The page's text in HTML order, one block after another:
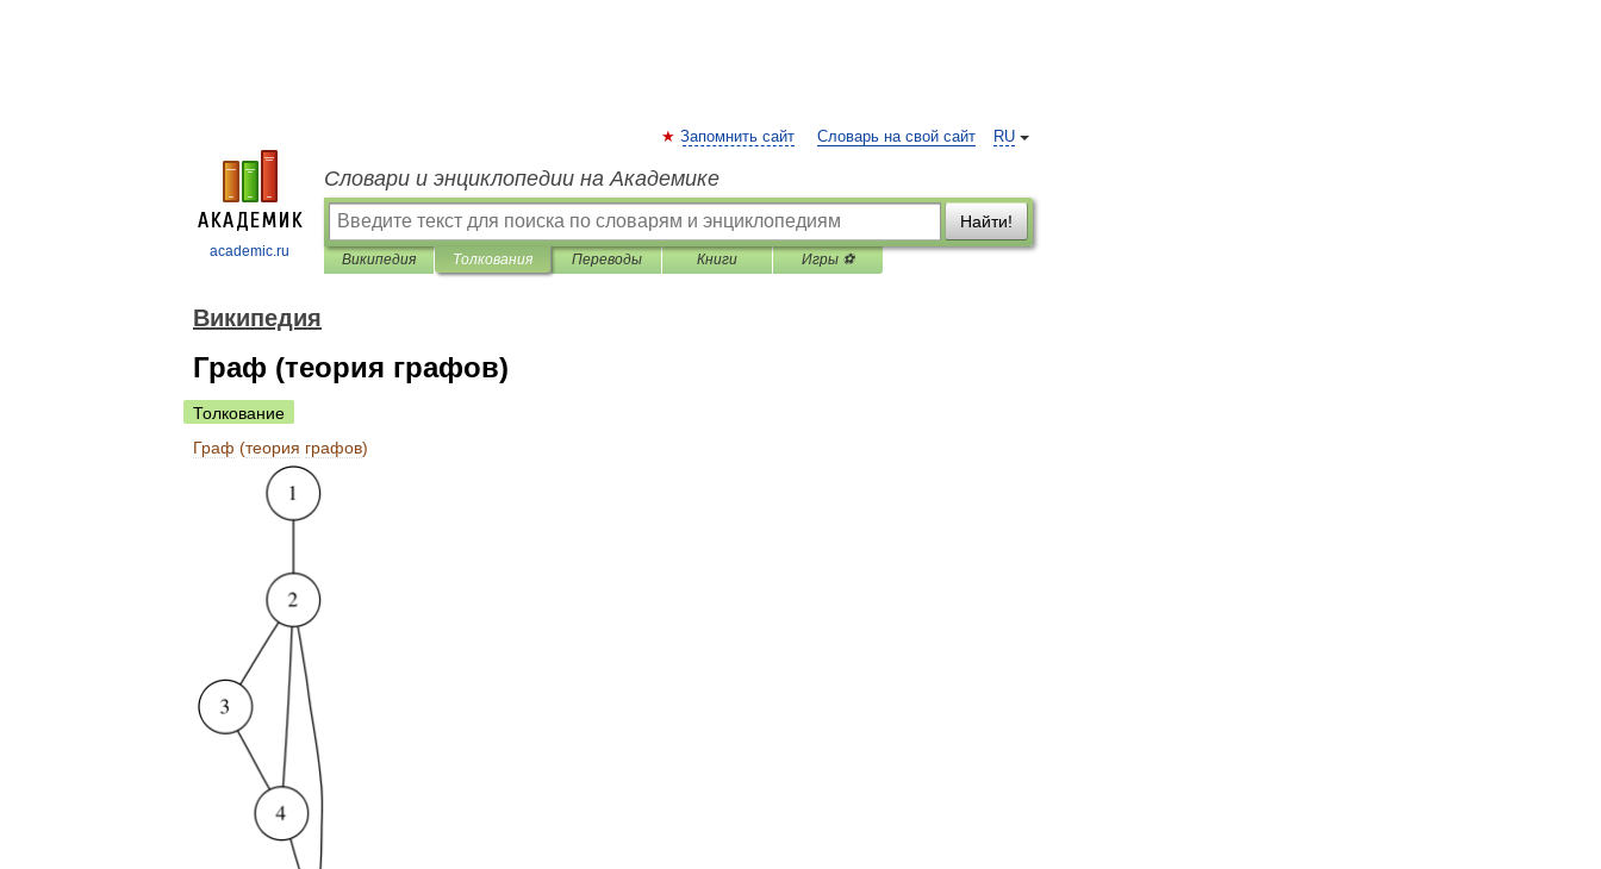
academic.ru
RU
Запомнить сайт Словарь на свой сайт
Словари и энциклопедии на Академике
Найти!
Википедия Толкования Переводы Книги Игры ⚽
Википедия
Граф (теория графов)
Толкование
Граф (теория графов)